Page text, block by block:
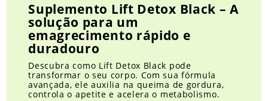
Suplemento Lift Detox Black – A
solução para um
emagrecimento rápido e
duradouro
Descubra como Lift Detox Black pode
transformar o seu corpo. Com sua fórmula
avançada, ele auxilia na queima de gordura,
controla o apetite e acelera o metabolismo.